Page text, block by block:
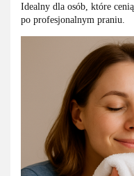
Idealny dla osób, które
po profesjonalnym praniu.